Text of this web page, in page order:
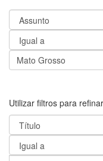
Utilizar filtros para